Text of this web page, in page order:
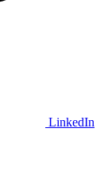
LinkedIn